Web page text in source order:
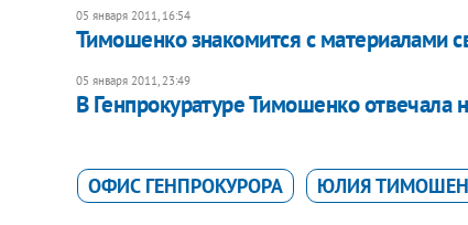
05 января 2011, 16:54
Тимошенко знакомится с материалами
05 января 2011, 23:49
В Генпрокуратуре Тимошенко отвечала
ОФИС ГЕНПРОКУРОРА ЮЛИЯ